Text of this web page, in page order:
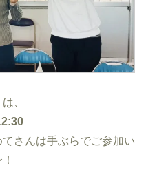
、
さんは手ぶらでご参加い